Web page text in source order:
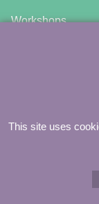
Workshops
This site uses